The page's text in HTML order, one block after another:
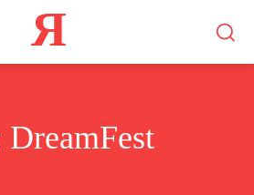
Я
DreamFest